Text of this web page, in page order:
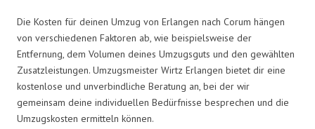
Die Kosten für deinen Umzug von Erlangen nach Corum hängen
von verschiedenen Faktoren ab, wie beispielsweise der
Entfernung, dem Volumen deines Umzugsguts und den gewählten
Zusatzleistungen. Umzugsmeister Wirtz Erlangen bietet dir eine
kostenlose und unverbindliche Beratung an, bei der wir
gemeinsam deine individuellen Bedürfnisse besprechen und die
Umzugskosten ermitteln können.